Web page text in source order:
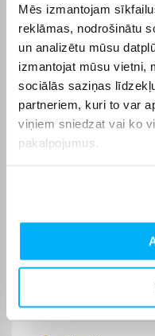
Mēs izmantojam
reklāmas, nodrošinātu
un analizētu mūsu
izmantojat mūsu vietni,
sociālās saziņas
partneriem, kuri to var
viņiem sniedzat vai ko
pakalpojumus.
uzlādi. Lielākai mājai vai
izvēlēties modeli ar ilgāku
Ērta iegāde un piegāde
Logu tīrītāji tiek piegādāti
izvēlēto adresi. Ja prece
2 darba dienu laikā, un
norādīts konkrētā
Pircēju